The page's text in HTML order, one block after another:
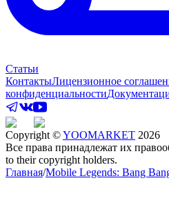
Статьи
КонтактыЛицензионное
конфиденциальности
Copyright ©YOOMARKET 2026
Все права принадлежат их
to their copyright holders.
Главная/Mobile Legends: Bang